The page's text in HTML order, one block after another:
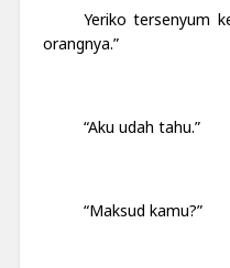
Yeriko tersenyum
orangnya.”
“Aku udah tahu.”
“Maksud kamu?”